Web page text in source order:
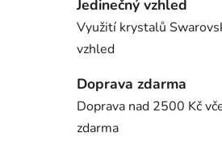
Jedinečný vzhled
Využití krystalů
vzhled
Doprava zdarma
Doprava nad 2500 Kč
zdarma